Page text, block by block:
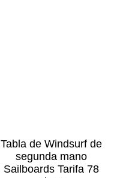
Tabla de Windsurf de
segunda mano
Sailboards Tarifa 78